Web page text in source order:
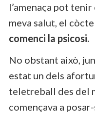
l’amenaça pot
meva salut, el
comenci la psicosi.
No obstant això,
estat un dels
teletreball des del
començava a